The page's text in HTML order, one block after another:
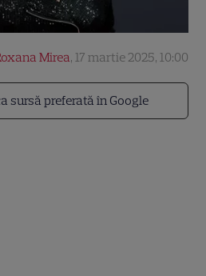
sursă preferată în Google
Mirea, 17 martie 2025, 10:00